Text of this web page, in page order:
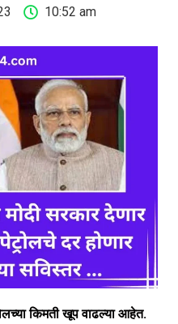
10:52 am
किमती खूप वाढल्या आहेत.